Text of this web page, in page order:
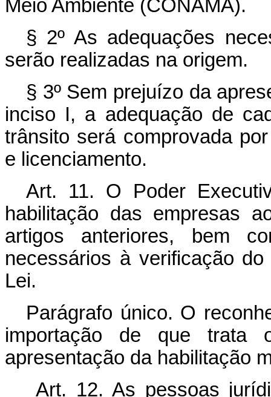
Meio Ambiente (CONAMA).
§ 2º As adequações
serão realizadas na origem.
§ 3º Sem prejuízo da
inciso I, a adequação de
trânsito será comprovada
e licenciamento.
Art. 11. O Poder
habilitação das empresas
artigos anteriores, bem
necessários à verificação
Lei.
Parágrafo único. O
importação de que trata
apresentação da habilitação
Art. 12. As pessoas